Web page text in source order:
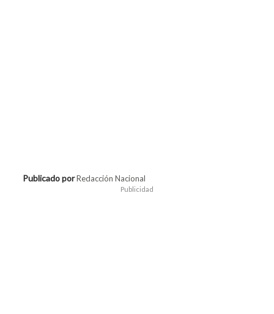
Publicado porRedacción Nacional
Publicidad